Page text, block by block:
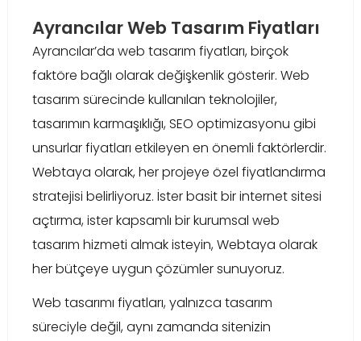
Ayrancılar Web Tasarım Fiyatları
Ayrancılar’da web tasarım fiyatları, birçok
faktöre bağlı olarak değişkenlik gösterir. Web
tasarım sürecinde kullanılan teknolojiler,
tasarımın karmaşıklığı, SEO optimizasyonu gibi
unsurlar fiyatları etkileyen en önemli faktörlerdir.
Webtaya olarak, her projeye özel fiyatlandırma
stratejisi belirliyoruz. İster basit bir internet sitesi
açtırma, ister kapsamlı bir kurumsal web
tasarım hizmeti almak isteyin, Webtaya olarak
her bütçeye uygun çözümler sunuyoruz.
Web tasarımı fiyatları, yalnızca tasarım
süreciyle değil, aynı zamanda sitenizin